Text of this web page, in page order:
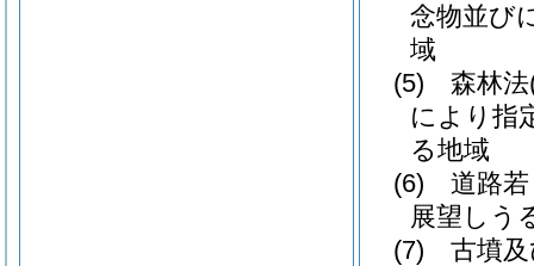
念物並び
域
(5)
森林法
により指
る地域
(6)
道路
展望しう
(7)
古墳